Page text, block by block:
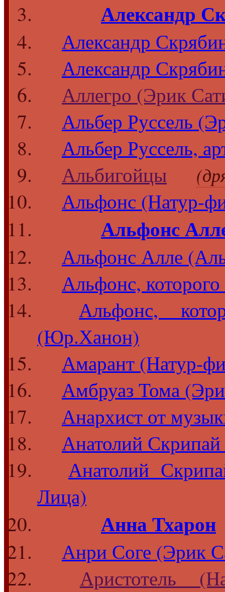
Александр
Александр
Александр
Аллегро (Эрик
Альбер Руссель
Альбер Руссель,
Альбигойцы
Альфонс (Натур-
Альфонс
Альфонс Алле
Альфонс,
Альфонс,
(Юр.Ханон)
Амарант (Натур-
Амбруаз Тома
Анархист от
Анатолий
Анатолий
Лица)
Анна Тхарон
Анри Соге (Эрик
Аристотель